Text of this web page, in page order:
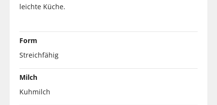
leichte Küche.
Form
Streichfähig
Milch
Kuhmilch